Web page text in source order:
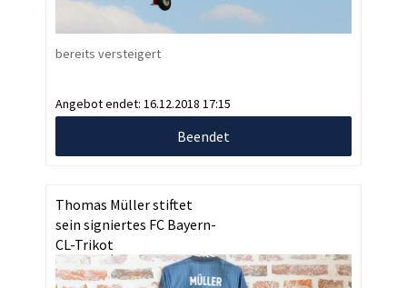
bereits versteigert
Angebot endet: 16.12.2018 17:15
Beendet
Thomas Müller stiftet
sein signiertes FC Bayern-
CL-Trikot